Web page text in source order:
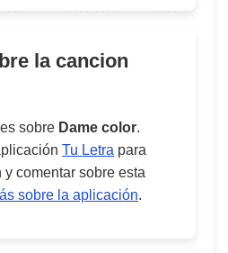
la cancion
sobre Dame color.
Tu Letra para
comentar sobre esta
sobre la aplicación.